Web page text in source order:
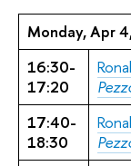
Monday, Apr
16:30-
17:20
17:40-
18:30